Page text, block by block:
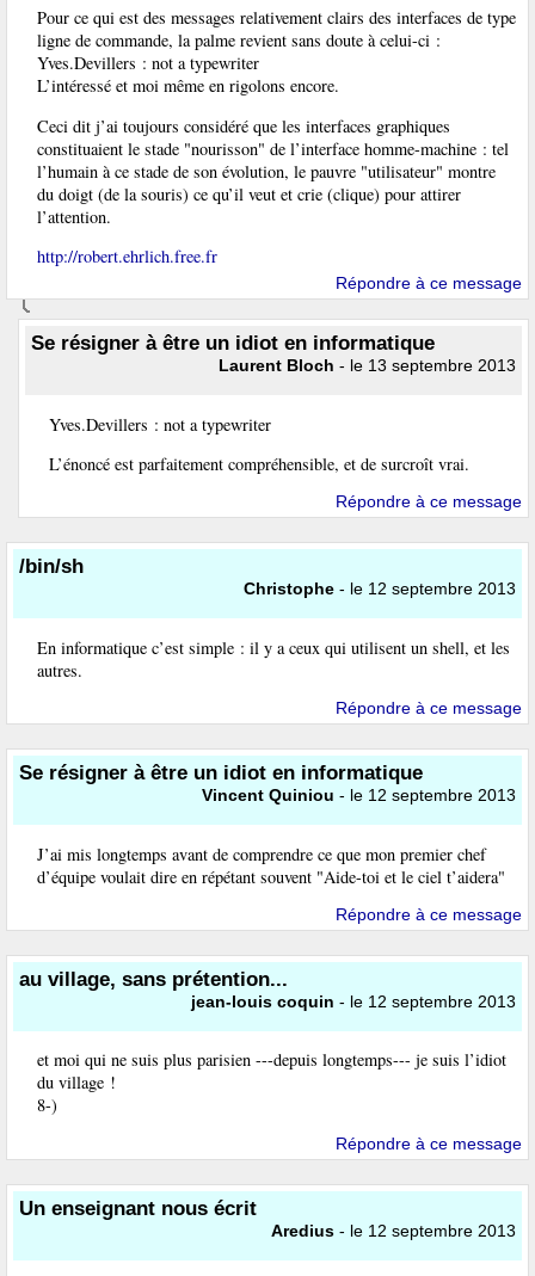
Pour ce qui est des messages relativement clairs des interfaces de type
ligne de commande, la palme revient sans doute à celui-ci :
Yves.Devillers : not a typewriter
L’intéressé et moi même en rigolons encore.
Ceci dit j’ai toujours considéré que les interfaces graphiques
constituaient le stade "nourisson" de l’interface homme-machine : tel
l’humain à ce stade de son évolution, le pauvre "utilisateur" montre
du doigt (de la souris) ce qu’il veut et crie (clique) pour attirer
l’attention.
http://robert.ehrlich.free.fr
Répondre à ce message
Se résigner à être un idiot en informatique
Laurent Bloch - le 13 septembre 2013
Yves.Devillers : not a typewriter
L’énoncé est parfaitement compréhensible, et de surcroît vrai.
Répondre à ce message
/bin/sh
Christophe - le 12 septembre 2013
En informatique c’est simple : il y a ceux qui utilisent un shell, et les
autres.
Répondre à ce message
Se résigner à être un idiot en informatique
Vincent Quiniou - le 12 septembre 2013
J’ai mis longtemps avant de comprendre ce que mon premier chef
d’équipe voulait dire en répétant souvent "Aide-toi et le ciel t’aidera"
Répondre à ce message
au village, sans prétention...
jean-louis coquin - le 12 septembre 2013
et moi qui ne suis plus parisien ---depuis longtemps--- je suis l’idiot
du village !
8-)
Répondre à ce message
Un enseignant nous écrit
Aredius - le 12 septembre 2013